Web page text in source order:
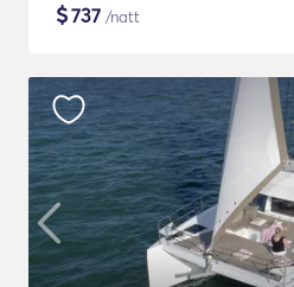
$737 /natt